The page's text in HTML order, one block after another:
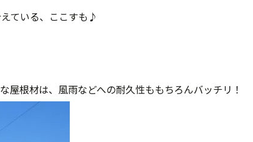
ている、ここすも♪
根材は、風雨などへの耐久性ももちろんバッチリ！